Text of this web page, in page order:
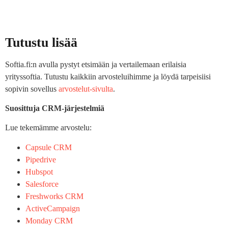
Tutustu lisää
Softia.fi:n avulla pystyt etsimään ja vertailemaan erilaisia
yrityssoftia. Tutustu kaikkiin arvosteluihimme ja löydä tarpeisiisi
sopivin sovellus arvostelut-sivulta.
Suosittuja CRM-järjestelmiä
Lue tekemämme arvostelu:
Capsule CRM
Pipedrive
Hubspot
Salesforce
Freshworks CRM
ActiveCampaign
Monday CRM